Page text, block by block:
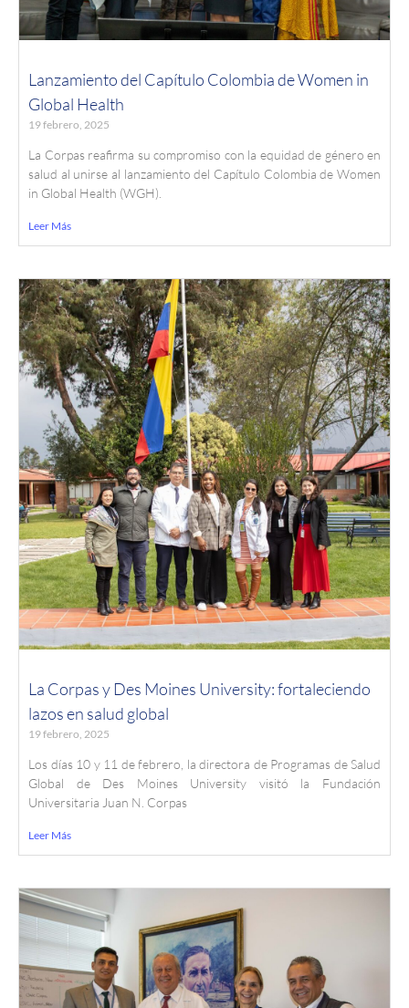
Lanzamiento del Capítulo Colombia de Women in
Global Health
19 febrero, 2025
La Corpas reafirma su compromiso con la equidad de género en
salud al unirse al lanzamiento del Capítulo Colombia de Women
in Global Health (WGH).
Leer Más
La Corpas y Des Moines University: fortaleciendo
lazos en salud global
19 febrero, 2025
Los días 10 y 11 de febrero, la directora de Programas de Salud
Global de Des Moines University visitó la Fundación
Universitaria Juan N. Corpas
Leer Más